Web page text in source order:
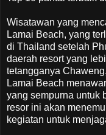
Wisatawan yang
Lamai Beach, yang
di Thailand setelah
daerah resort yang
tetangganya
Lamai Beach
yang sempurna untuk
resor ini akan
kegiatan untuk